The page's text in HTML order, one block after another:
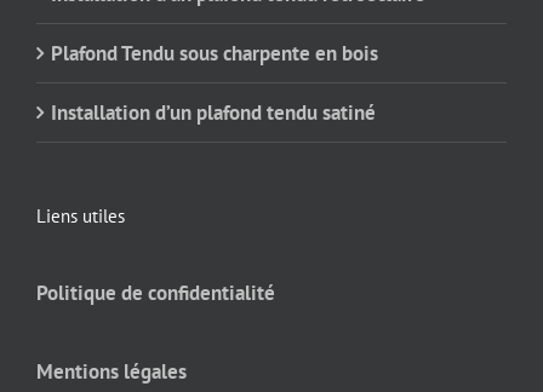
Plafond Tendu sous charpente en bois
Installation d’un plafond tendu satiné
Liens utiles
Politique de confidentialité
Mentions légales